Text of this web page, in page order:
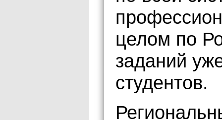
целом по
заданий
студентов.